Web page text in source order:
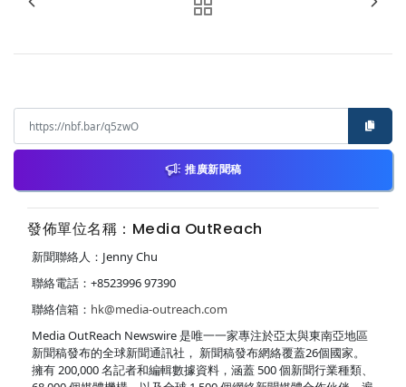
推廣新聞稿
發佈單位名稱：Media OutReach
新聞聯絡人：Jenny Chu
聯絡電話：+8523996 97390
聯絡信箱： hk@media-outreach.com
Media OutReach Newswire 是唯一一家專注於亞太與東南亞地區
新聞稿發布的全球新聞通訊社， 新聞稿發布網絡覆蓋26個國家。
擁有 200,000 名記者和編輯數據資料，涵蓋 500 個新聞行業種類、